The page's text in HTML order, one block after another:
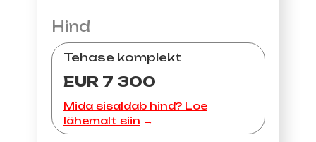
Hind
Tehase komplekt
EUR 7 300
Mida sisaldab hind? Loe
lähemalt siin